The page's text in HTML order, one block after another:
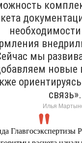
мы
новые
связь».
Илья
Главгосэкспертизы